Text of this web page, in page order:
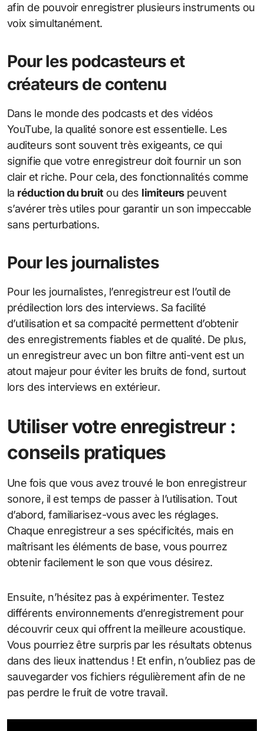
afin de pouvoir enregistrer plusieurs instruments ou
voix simultanément.
Pour les podcasteurs et
créateurs de contenu
Dans le monde des podcasts et des vidéos
YouTube, la qualité sonore est essentielle. Les
auditeurs sont souvent très exigeants, ce qui
signifie que votre enregistreur doit fournir un son
clair et riche. Pour cela, des fonctionnalités comme
la réduction du bruit ou des limiteurspeuvent
s’avérer très utiles pour garantir un son impeccable
sans perturbations.
Pour les journalistes
Pour les journalistes, l’enregistreur est l’outil de
prédilection lors des interviews. Sa facilité
d’utilisation et sa compacité permettent d’obtenir
des enregistrements fiables et de qualité. De plus,
un enregistreur avec un bon filtre anti-vent est un
atout majeur pour éviter les bruits de fond, surtout
lors des interviews en extérieur.
Utiliser votre enregistreur :
conseils pratiques
Une fois que vous avez trouvé le bon enregistreur
sonore, il est temps de passer à l’utilisation. Tout
d’abord, familiarisez-vous avec les réglages.
Chaque enregistreur a ses spécificités, mais en
maîtrisant les éléments de base, vous pourrez
obtenir facilement le son que vous désirez.
Ensuite, n’hésitez pas à expérimenter. Testez
différents environnements d’enregistrement pour
découvrir ceux qui offrent la meilleure acoustique.
Vous pourriez être surpris par les résultats obtenus
dans des lieux inattendus ! Et enfin, n’oubliez pas de
sauvegarder vos fichiers régulièrement afin de ne
pas perdre le fruit de votre travail.